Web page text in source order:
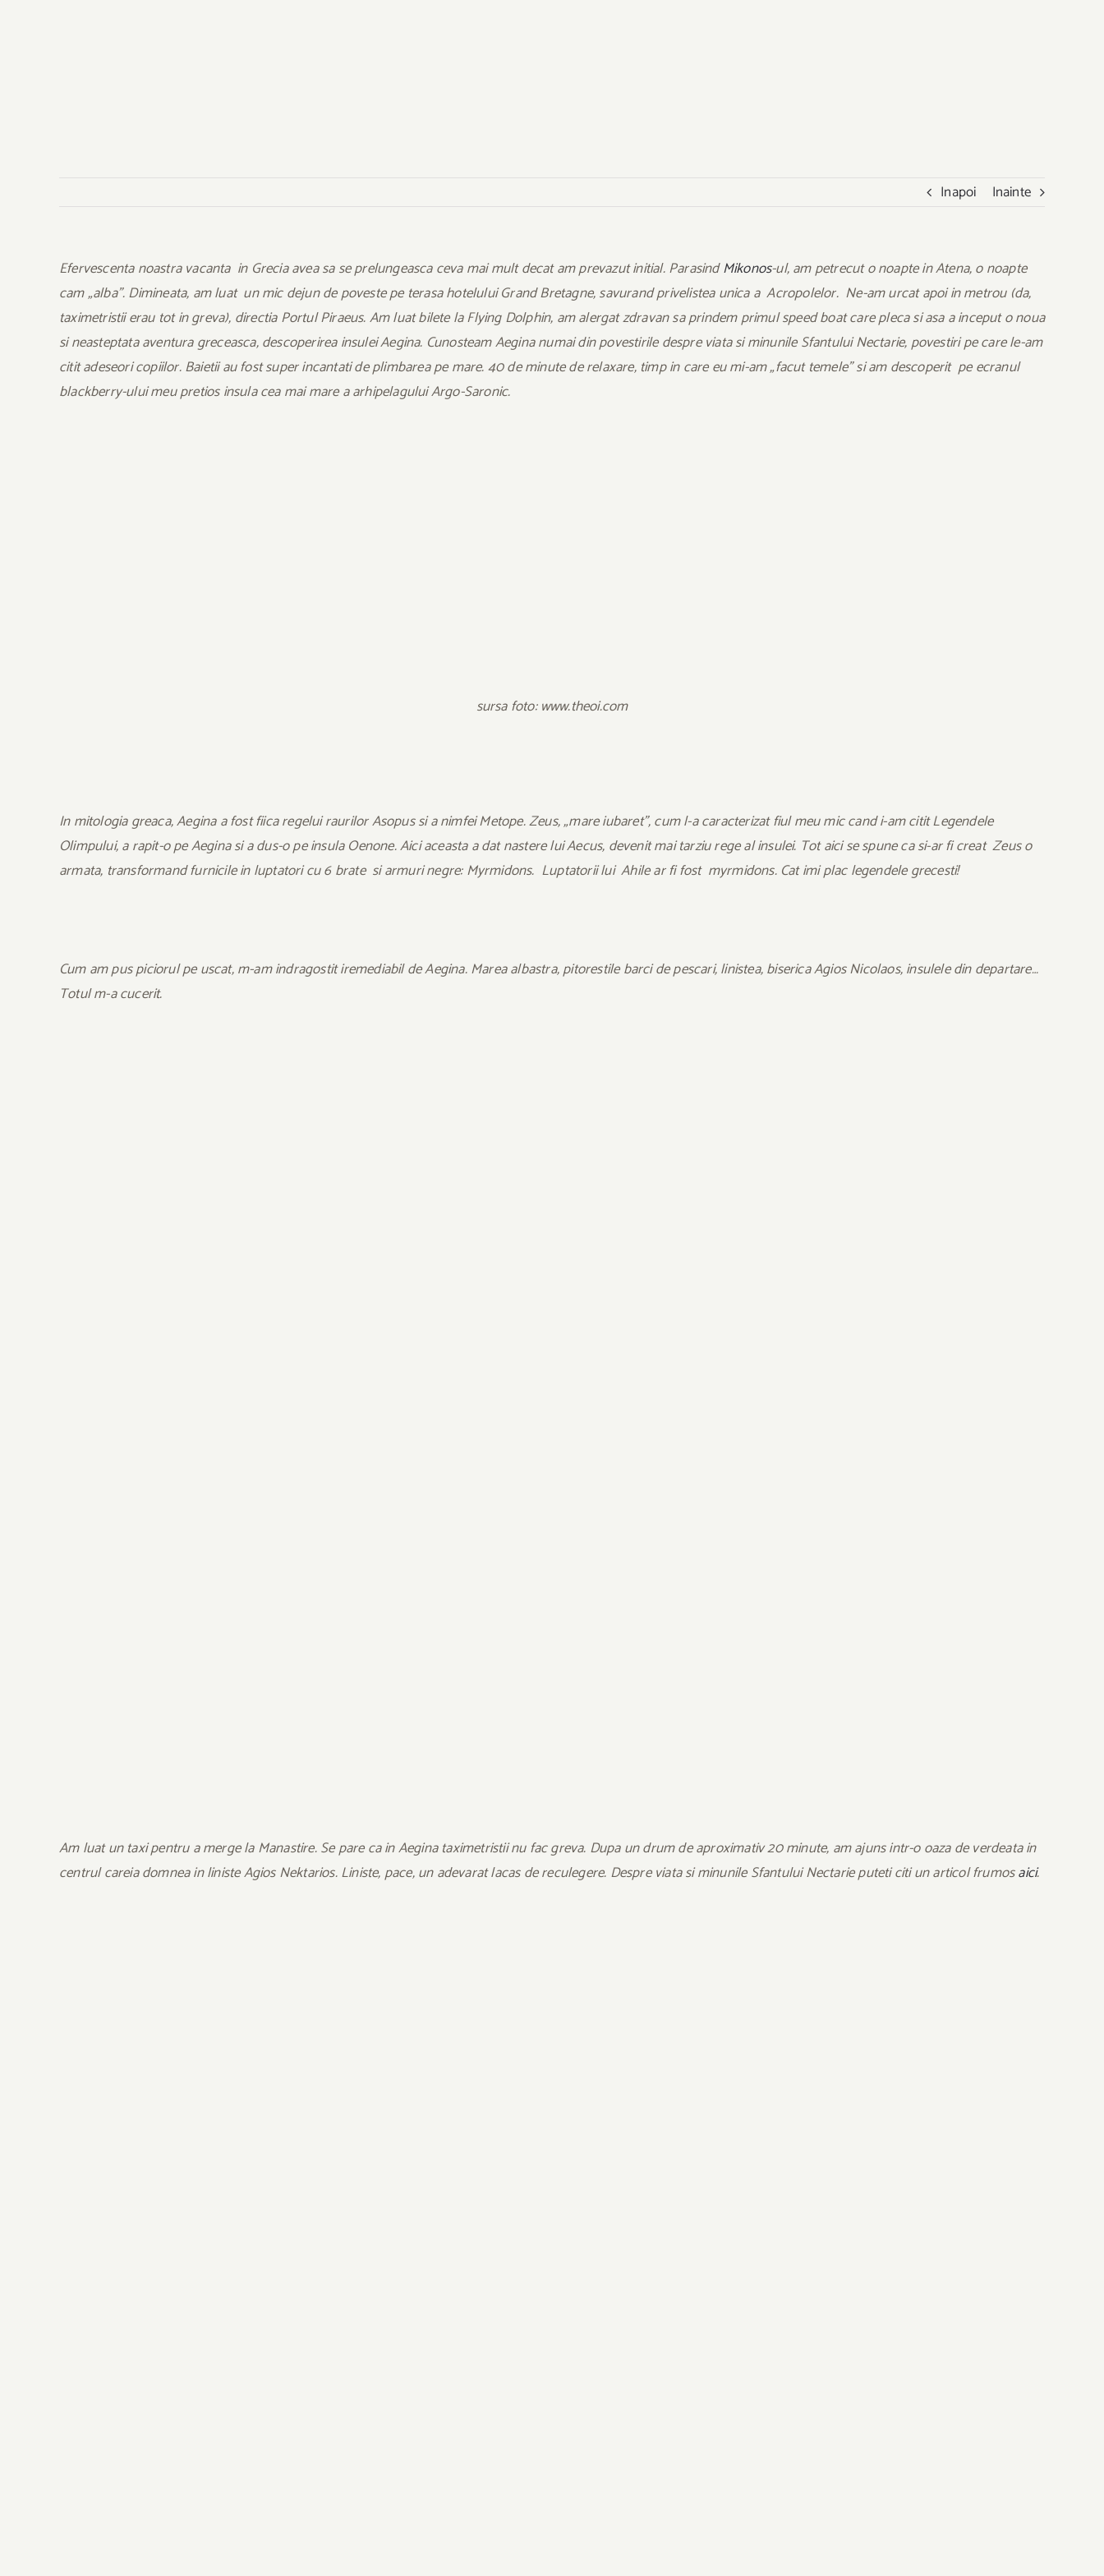
Inapoi Inainte
Efervescenta noastra vacanta in Grecia avea sa se prelungeasca ceva mai mult decat am prevazut initial. ParasindMikonos-ul, am petrecut o noapte in Atena, o noapte
cam „alba”. Dimineata, am luat un mic dejun de poveste pe terasa hotelului Grand Bretagne, savurand privelistea unica a Acropolelor. Ne-am urcat apoi in metrou (da,
taximetristii erau tot in greva), directia Portul Piraeus. Am luat bilete la Flying Dolphin, am alergat zdravan sa prindem primul speed boat care pleca si asa a inceput o noua
si neasteptata aventura greceasca, descoperirea insulei Aegina. Cunosteam Aegina numai din povestirile despre viata si minunile Sfantului Nectarie, povestiri pe care le-am
citit adeseori copiilor. Baietii au fost super incantati de plimbarea pe mare. 40 de minute de relaxare, timp in care eu mi-am „facut temele” si am descoperit pe ecranul
blackberry-ului meu pretios insula cea mai mare a arhipelagului Argo-Saronic.
sursa foto: www.theoi.com
In mitologia greaca, Aegina a fost fiica regelui raurilor Asopus si a nimfei Metope. Zeus, „mare iubaret”, cum l-a caracterizat fiul meu mic cand i-am citit Legendele
Olimpului, a rapit-o pe Aegina si a dus-o pe insula Oenone. Aici aceasta a dat nastere lui Aecus, devenit mai tarziu rege al insulei. Tot aici se spune ca si-ar fi creat Zeus o
armata, transformand furnicile in luptatori cu 6 brate si armuri negre: Myrmidons. Luptatorii lui Ahile ar fi fost myrmidons. Cat imi plac legendele grecesti!
Cum am pus piciorul pe uscat, m-am indragostit iremediabil de Aegina. Marea albastra, pitorestile barci de pescari, linistea, biserica Agios Nicolaos, insulele din departare…
Totul m-a cucerit.
Am luat un taxi pentru a merge la Manastire. Se pare ca in Aegina taximetristii nu fac greva. Dupa un drum de aproximativ 20 minute, am ajuns intr-o oaza de verdeata in
centrul careia domnea in liniste Agios Nektarios. Liniste, pace, un adevarat lacas de reculegere. Despre viata si minunile Sfantului Nectarie puteti citi un articol frumosaici.